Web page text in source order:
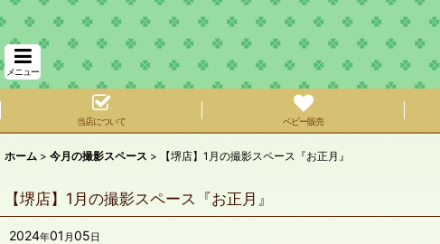
メニュー
当店について ベビー販売
ホーム > 今月の撮影スペース > 【堺店】1月の撮影スペース『お正月』
【堺店】1月の撮影スペース『お正月』
2024年01 月05日